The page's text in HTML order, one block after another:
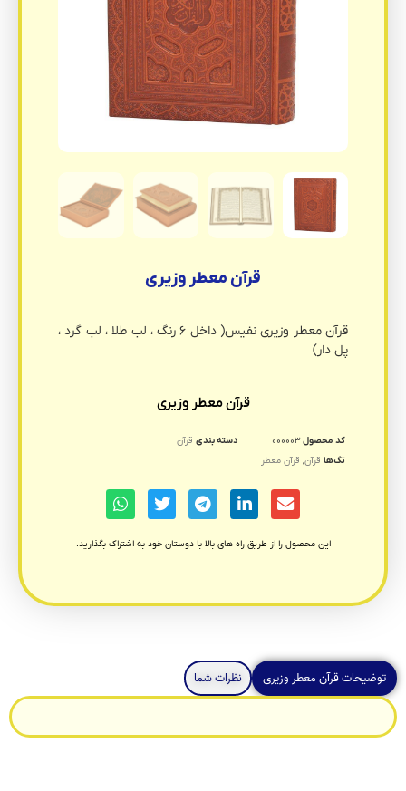
قرآن معطر وزیری
قرآن معطر وزیری نفیس( داخل ۶ رنگ ، لب طلا ، لب گرد ،
پل دار)
قرآن معطر وزیری
کد محصول۰۰۰۰۰۳ دسته بندی قرآن
تگ‌ها قرآن, قرآن معطر
این محصول را از طریق راه های بالا با دوستان خود به اشتراک بگذارید.
توضیحات قرآن معطر وزیری نظرات شما